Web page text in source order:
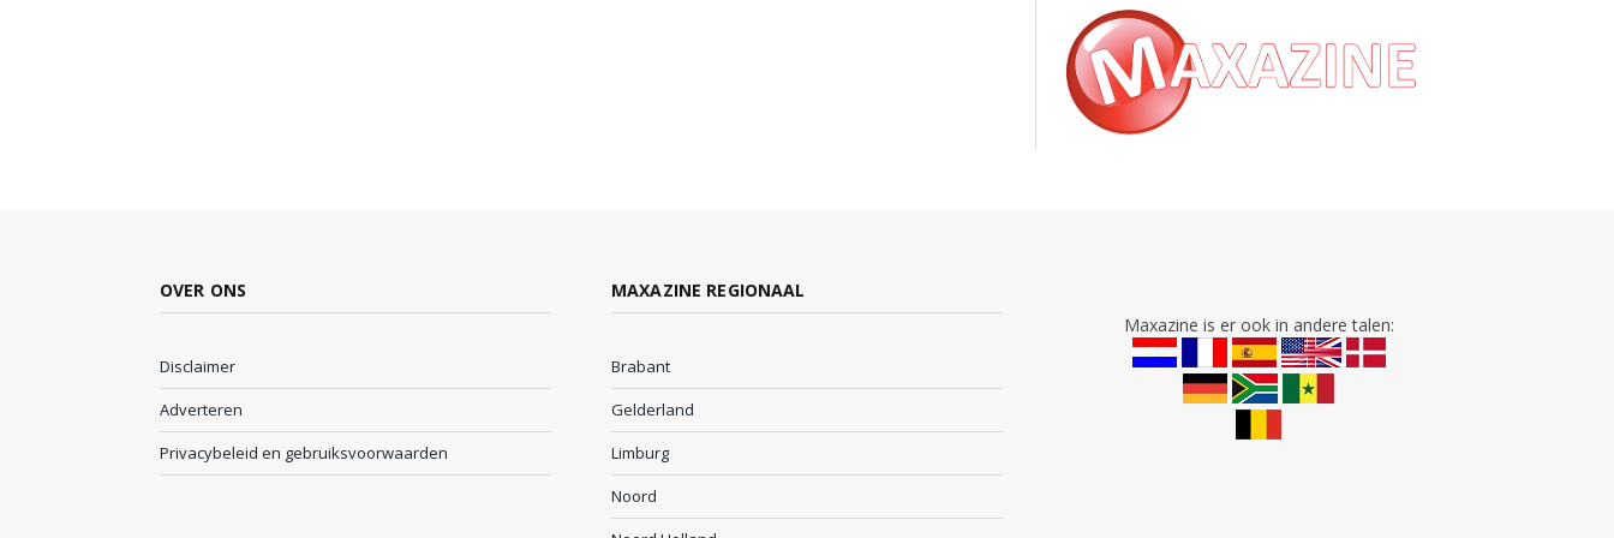
OVER ONS
Disclaimer
Adverteren
Privacybeleid en gebruiksvoorwaarden
MAXAZINE REGIONAAL
Brabant
Gelderland
Limburg
Noord
Maxazine is er ook in andere talen: